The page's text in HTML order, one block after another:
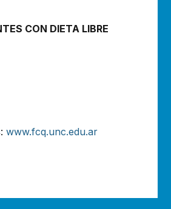
CON DIETA LIBRE
www.fcq.unc.edu.ar